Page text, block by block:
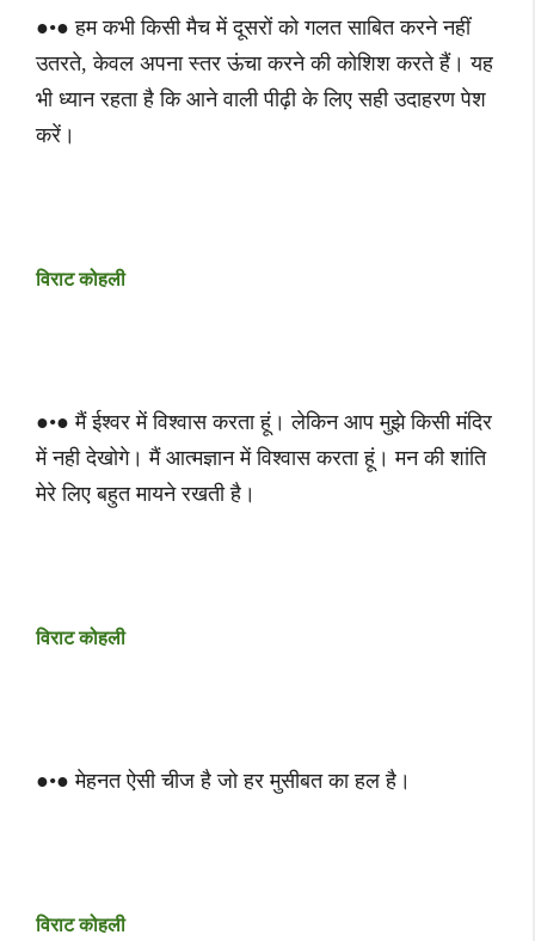
●•● हम कभी किसी मैच में दूसरों को गलत साबित करने नहीं
उतरते, केवल अपना स्तर ऊंचा करने की कोशिश करते हैं। यह
भी ध्यान रहता है कि आने वाली पीढ़ी के लिए सही उदाहरण पेश
करें।
विराट कोहली
●•● मैं ईश्वर में विश्वास करता हूं। लेकिन आप मुझे किसी मंदिर
में नही देखोगे। मैं आत्मज्ञान में विश्वास करता हूं। मन की शांति
मेरे लिए बहुत मायने रखती है।
विराट कोहली
●•● मेहनत ऐसी चीज है जो हर मुसीबत का हल है।
विराट कोहली